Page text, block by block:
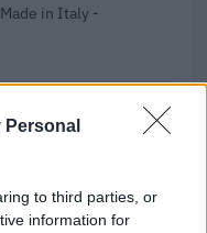
Personal
to third parties, or
information for
in Italy -
contributi previdenziali
art. 1 comma 10-15